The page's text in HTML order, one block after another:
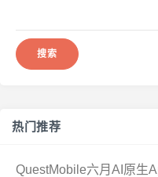
热门推荐
QuestMobile六月AI原生